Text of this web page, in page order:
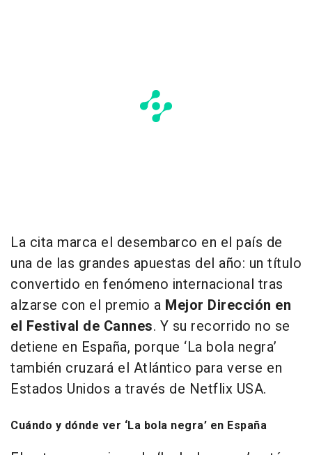
La cita marca el desembarco en el país de
una de las grandes apuestas del año: un título
convertido en fenómeno internacional tras
alzarse con el premio a Mejor Dirección en
el Festival de Cannes. Y su recorrido no se
detiene en España, porque ‘La bola negra’
también cruzará el Atlántico para verse en
Estados Unidos a través de Netflix USA.
Cuándo y dónde ver ‘La bola negra’ en España